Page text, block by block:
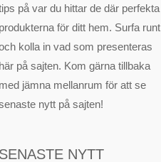
på var du hittar de där perfekta
produkterna för ditt hem. Surfa runt
kolla in vad som presenteras
här på sajten. Kom gärna tillbaka
med jämna mellanrum för att se
nytt på sajten!
SENASTE NYTT